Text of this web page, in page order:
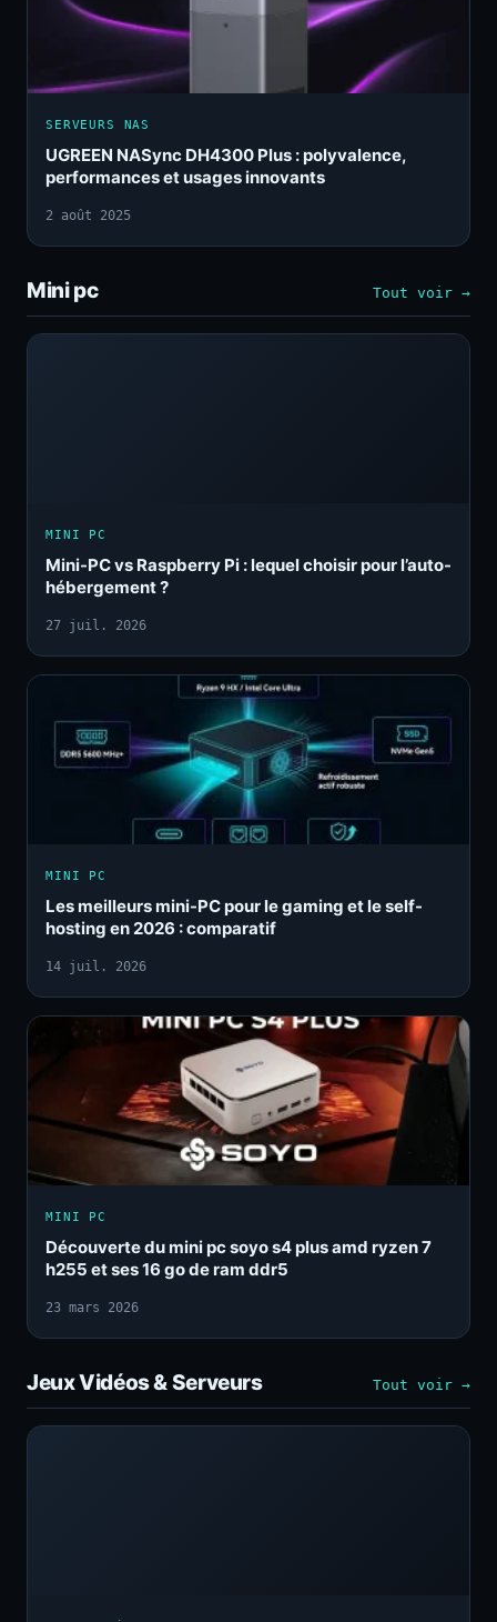
SERVEURS NAS
UGREEN NASync DH4300 Plus : polyvalence,
performances et usages innovants
2 août 2025
Mini pc Tout voir →
MINI PC
Mini-PC vs Raspberry Pi : lequel choisir pour l’auto-
hébergement ?
27 juil. 2026
MINI PC
Les meilleurs mini-PC pour le gaming et le self-
hosting en 2026 : comparatif
14 juil. 2026
MINI PC
Découverte du mini pc soyo s4 plus amd ryzen 7
h255 et ses 16 go de ram ddr5
23 mars 2026
Jeux Vidéos & Serveurs Tout voir →